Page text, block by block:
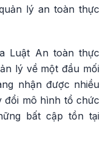
lý an toàn thực
Luật An toàn thực
lý về một đầu mối
nhận được nhiều
đổi mô hình tổ chức
bất cập tồn tại